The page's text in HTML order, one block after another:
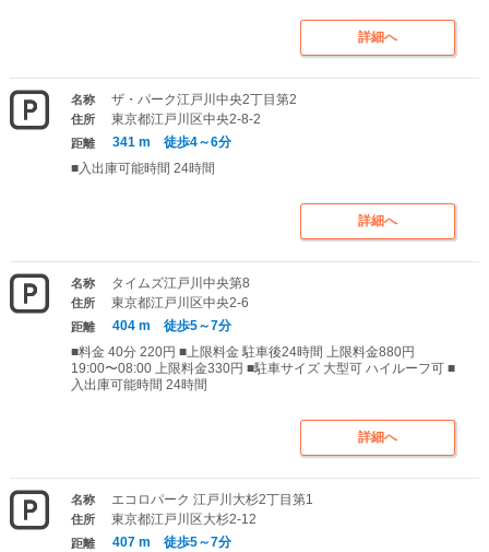
詳細へ
名称 ザ・パーク江戸川中央2丁目第2
住所 東京都江戸川区中央2-8-2
距離
341 m 徒歩4～6分
■入出庫可能時間 24時間
詳細へ
名称 タイムズ江戸川中央第8
住所 東京都江戸川区中央2-6
距離
404 m 徒歩5～7分
■料金 40分 220円 ■上限料金 駐車後24時間 上限料金880円
19:00〜08:00 上限料金330円 ■駐車サイズ 大型可 ハイルーフ可 ■
入出庫可能時間 24時間
詳細へ
名称 エコロパーク 江戸川大杉2丁目第1
住所 東京都江戸川区大杉2-12
距離
407 m 徒歩5～7分